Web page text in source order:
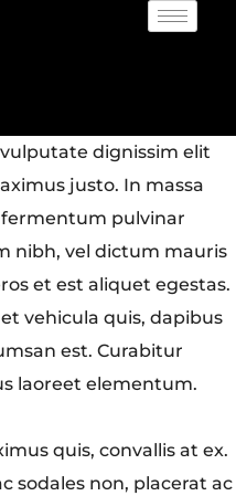
dignissim elit
justo. In massa
pulvinar
nibh, vel dictum mauris
et est aliquet egestas.
vehicula quis, dapibus
est. Curabitur
laoreet elementum.
quis, convallis at ex.
sodales non, placerat ac